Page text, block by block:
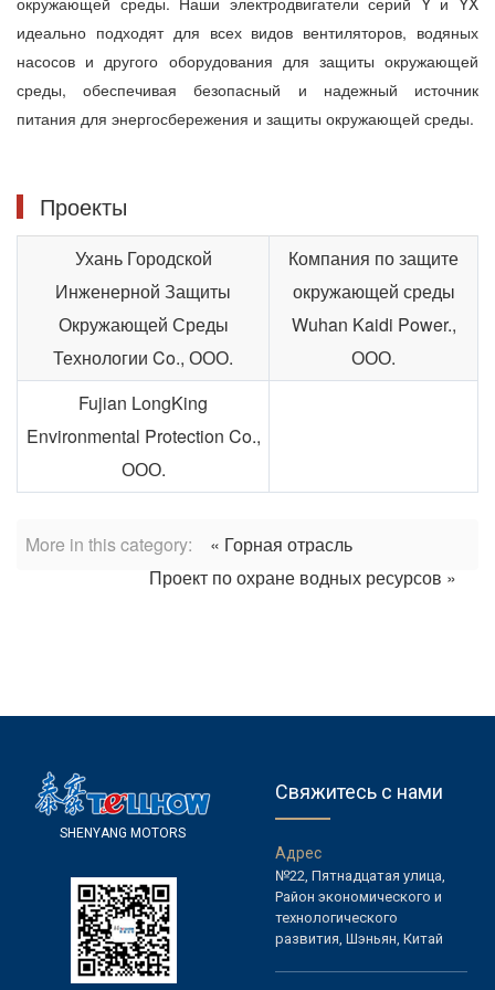
идеально подходят для всех видов вентиляторов, водяных
насосов и другого оборудования для защиты окружающей
среды, обеспечивая безопасный и надежный источник
питания для энергосбережения и защиты окружающей среды.
Проекты
Ухань Городской
Инженерной Защиты
Окружающей Среды
Технологии Co., ООО.
Компания по защите
окружающей среды
Wuhan Kaidi Power.,
ООО.
Fujian LongKing
Environmental Protection Co.,
ООО.
More in this category:
« Горная отрасль
Проект по охране водных ресурсов »
SH ENYANG MOTO RS
Свяжитесь с нами
Адрес
№22, Пятнадцатая улица,
Район экономического и
технологического
развития, Шэньян, Китай